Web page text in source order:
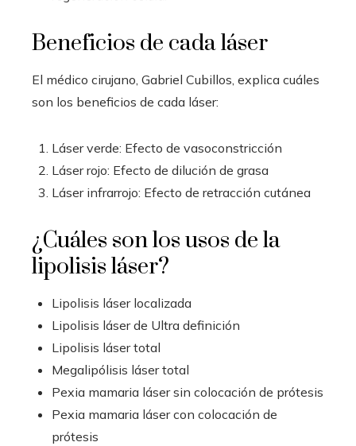
Beneficios de cada láser
El médico cirujano, Gabriel Cubillos, explica cuáles
son los beneficios de cada láser:
Láser verde: Efecto de vasoconstricción
Láser rojo: Efecto de dilución de grasa
Láser infrarrojo: Efecto de retracción cutánea
¿Cuáles son los usos de la
lipolisis láser?
Lipolisis láser localizada
Lipolisis láser de Ultra definición
Lipolisis láser total
Megalipólisis láser total
Pexia mamaria láser sin colocación de prótesis
Pexia mamaria láser con colocación de
prótesis